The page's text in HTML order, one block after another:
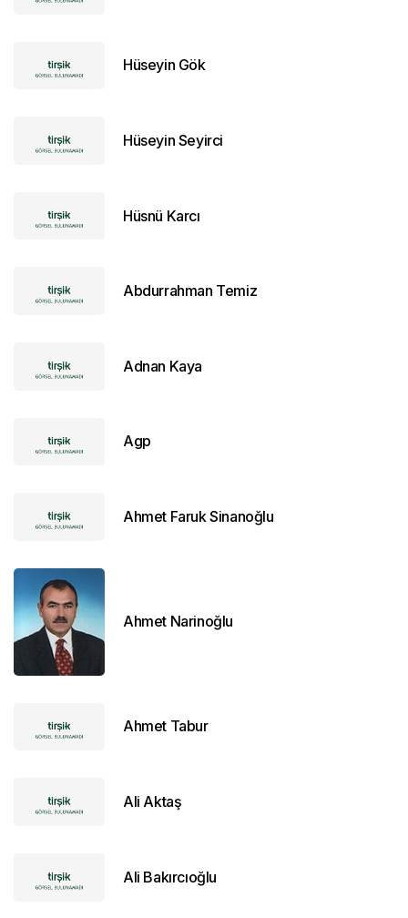
Hüseyin Gök
Hüseyin Seyirci
Hüsnü Karcı
Abdurrahman Temiz
Adnan Kaya
Agp
Ahmet Faruk Sinanoğlu
Ahmet Narinoğlu
Ahmet Tabur
Ali Aktaş
Ali Bakırcıoğlu